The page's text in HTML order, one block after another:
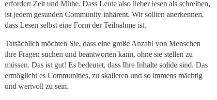
erfordert Zeit und Mühe. Dass Leute also lieber lesen als schreiben,
ist jedem gesunden Community inhärent. Wir sollten anerkennen,
dass Lesen selbst eine Form der Teilnahme ist.
Tatsächlich möchten Sie, dass eine große Anzahl von Menschen
ihre Fragen suchen und beantworten kann, ohne sie stellen zu
müssen. Das ist gut! Es bedeutet, dass Ihre Inhalte solide sind. Das
ermöglicht es Communities, zu skalieren und so immens mächtig
und wertvoll zu sein.